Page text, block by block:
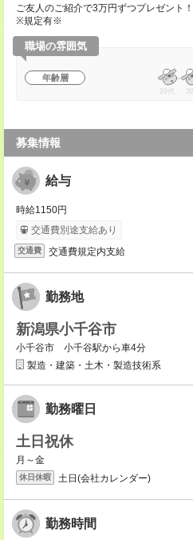
ご友人のご紹介で3万円ずつプレゼント！
※規定有※
職場の雰囲気
年齢層
20代 30
募集情報
給与
時給1150円
交通費別途支給あり
交通費 交通費規定内支給
勤務地
新潟県小千谷市
小千谷市 小千谷駅から車4分
製造・建築・土木・製造技術系
勤務曜日
土日祝休
月～金
休日休暇 土日(会社カレンダー)
勤務時間